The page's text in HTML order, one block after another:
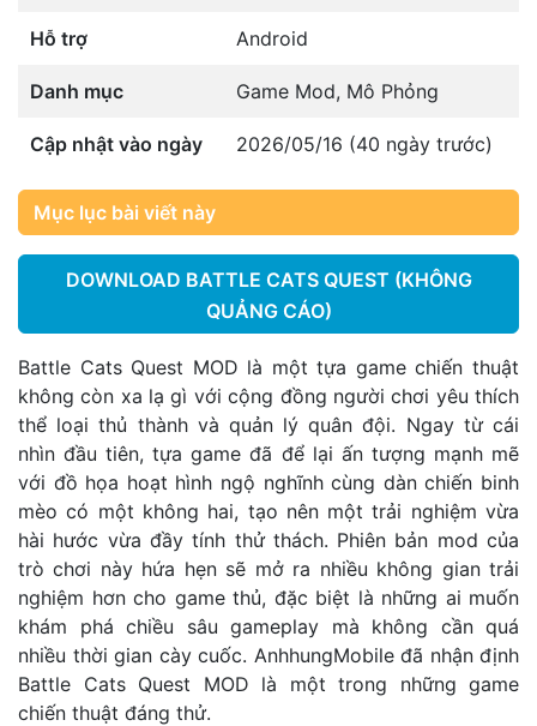
Hỗ trợ Android
Danh mục Game Mod, Mô Phỏng
Cập nhật vào ngày 2026/05/16 (40 ngày trước)
Mục lục bài viết này
DOWNLOAD BATTLE CATS QUEST (KHÔNG
QUẢNG CÁO)
Battle Cats Quest MOD là một tựa game chiến thuật
không còn xa lạ gì với cộng đồng người chơi yêu thích
thể loại thủ thành và quản lý quân đội. Ngay từ cái
nhìn đầu tiên, tựa game đã để lại ấn tượng mạnh mẽ
với đồ họa hoạt hình ngộ nghĩnh cùng dàn chiến binh
mèo có một không hai, tạo nên một trải nghiệm vừa
hài hước vừa đầy tính thử thách. Phiên bản mod của
trò chơi này hứa hẹn sẽ mở ra nhiều không gian trải
nghiệm hơn cho game thủ, đặc biệt là những ai muốn
khám phá chiều sâu gameplay mà không cần quá
nhiều thời gian cày cuốc. AnhhungMobile đã nhận định
Battle Cats Quest MOD là một trong những game
chiến thuật đáng thử.